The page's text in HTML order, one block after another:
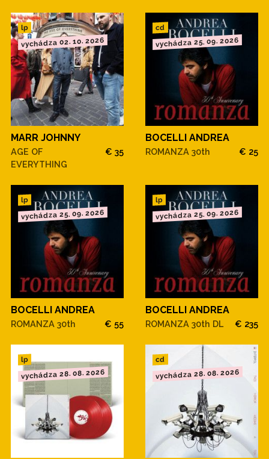
lp
vychádza 02. 10. 2026
MARR JOHNNY
AGE OF
EVERYTHING
€ 35
cd
vychádza 25. 09. 2026
BOCELLI ANDREA
ROMANZA 30th € 25
lp
vychádza 25. 09. 2026
BOCELLI ANDREA
ROMANZA 30th € 55
lp
vychádza 25. 09. 2026
BOCELLI ANDREA
ROMANZA 30th DL € 235
lp
vychádza 28. 08. 2026
cd
vychádza 28. 08. 2026